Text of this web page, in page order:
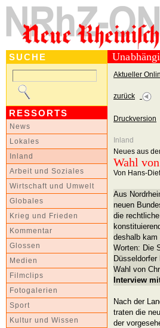
SUCHE
RESSORTS
News
Lokales
Inland
Arbeit und Soziales
Wirtschaft und Umwelt
Globales
Krieg und Frieden
Kommentar
Glossen
Medien
Filmclips
Fotogalerien
Sport
Kultur und Wissen
Aktueller
zurück
Druckversion
Inland
Neues aus
Wahl
Von Hans-
Aus
neuen
die
deshalb
Worten: Die
Wahl von
Interview
Nach der
traten die
der